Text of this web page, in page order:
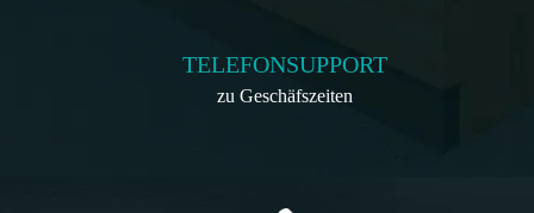
TELEFONSUPPORT
zu Geschäfszeiten